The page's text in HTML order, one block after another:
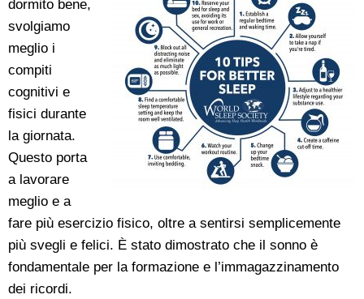
dormito bene,
svolgiamo
meglio i
compiti
cognitivi e
fisici durante
la giornata.
Questo porta
a lavorare
meglio e a
fare più esercizio fisico, oltre a sentirsi semplicemente
più svegli e felici. È stato dimostrato che il sonno è
fondamentale per la formazione e l’immagazzinamento
dei ricordi.